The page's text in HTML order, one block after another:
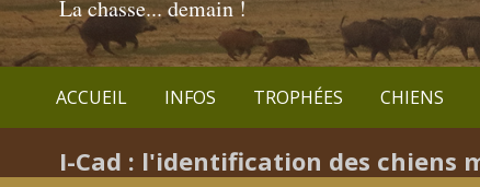
La chasse... demain !
ACCUEIL INFOS TROPHÉES CHIENS
I-Cad : l'identification des chiens